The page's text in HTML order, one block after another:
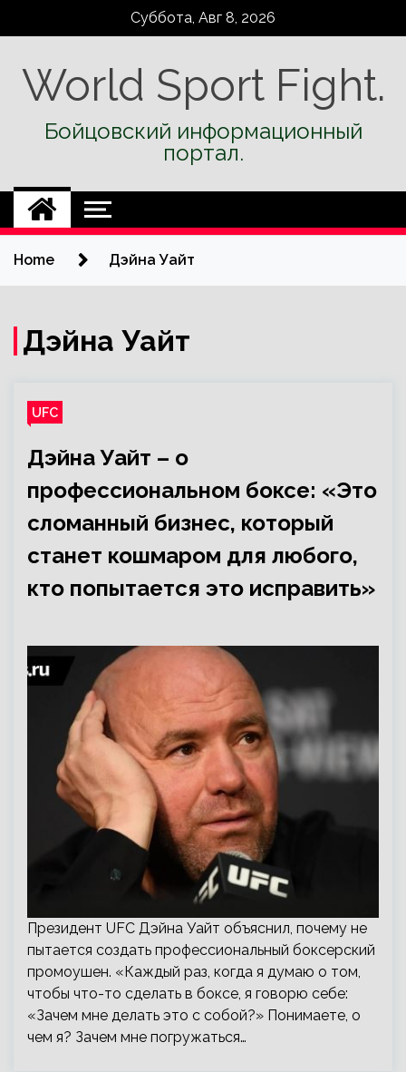
Суббота, Авг 8, 2026
World Sport Fight.
Бойцовский информационный
портал.
Home Дэйна Уайт
Дэйна Уайт
UFC
Дэйна Уайт – о
профессиональном боксе: «Это
сломанный бизнес, который
станет кошмаром для любого,
кто попытается это исправить»
Президент UFC Дэйна Уайт объяснил, почему не
пытается создать профессиональный боксерский
промоушен. «Каждый раз, когда я думаю о том,
чтобы что-то сделать в боксе, я говорю себе:
«Зачем мне делать это с собой?» Понимаете, о
чем я? Зачем мне погружаться…